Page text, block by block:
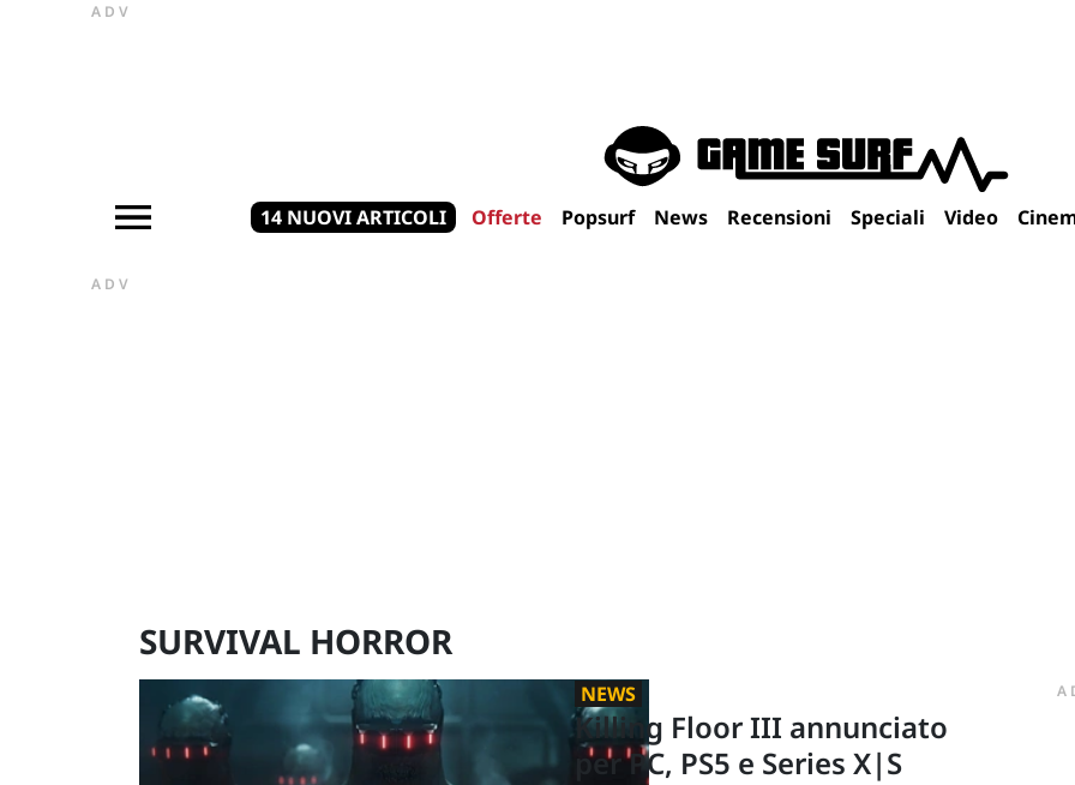
ADV
14 NUOVI ARTICOLI Offerte Popsurf News Recensioni Speciali Video
ADV
SURVIVAL HORROR
NEWS
Killing Floor III annunciato
per PC, PS5 e Series X|S